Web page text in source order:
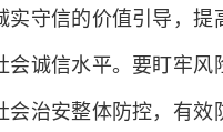
实守信的价值引导，提
会诚信水平。要盯牢风
会治安整体防控，有效